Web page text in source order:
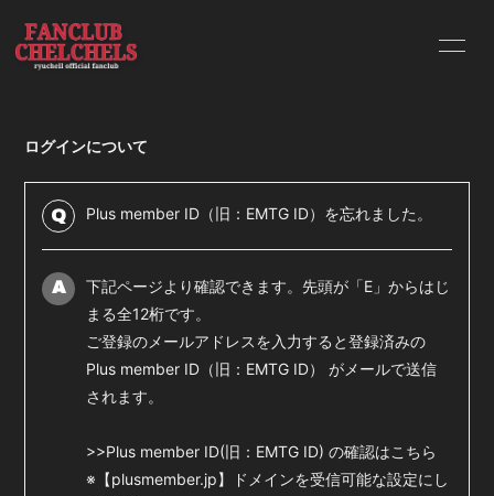
MEDIA
PROFILE
無料会員登録 ログイン
ログインについて
Q Plus member ID（旧：EMTG ID）を忘れました。
A
下記ページより確認できます。先頭が「E」からはじ
まる全12桁です。
ご登録のメールアドレスを入力すると登録済みの
Plus member ID（旧：EMTG ID） がメールで送信
されます。
>>Plus member ID(旧：EMTG ID) の確認はこちら
※【plusmember.jp】ドメインを受信可能な設定にし